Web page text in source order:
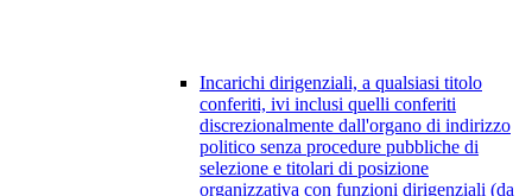
Incarichi dirigenziali, a qualsiasi titolo
conferiti, ivi inclusi quelli conferiti
discrezionalmente dall'organo di indirizzo
politico senza procedure pubbliche di
selezione e titolari di posizione
organizzativa con funzioni dirigenziali (da